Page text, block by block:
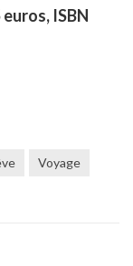
euros, ISBN
Voyage